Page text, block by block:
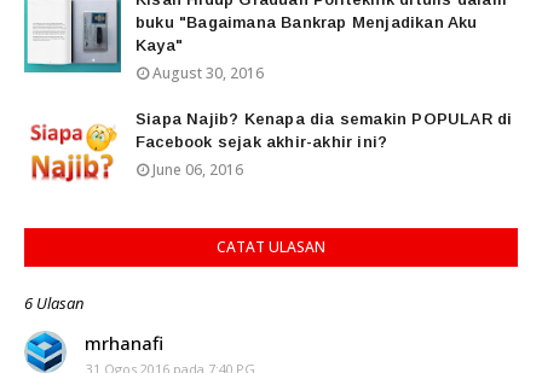
buku "Bagaimana Bankrap Menjadikan Aku
Kaya"
August 30, 2016
Siapa Najib? Kenapa dia semakin POPULAR di
Facebook sejak akhir-akhir ini?
June 06, 2016
CATAT ULASAN
6 Ulasan
mrhanafi
31 Ogos 2016 pada 7:40 PG